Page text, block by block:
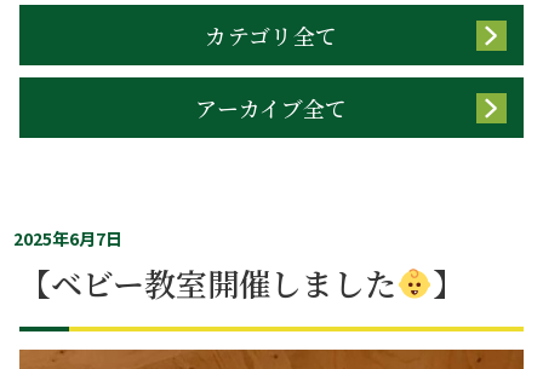
カテゴリ全て
アーカイブ全て
2025年6月7日
【ベビー教室開催しました 】